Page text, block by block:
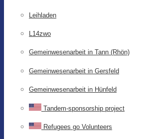
Leihladen
L14zwo
Gemeinwesenarbeit in Tann (Rhön)
Gemeinwesenarbeit in Gersfeld
Gemeinwesenarbeit in Hünfeld
Tandem-sponsorship project
Refugees go Volunteers